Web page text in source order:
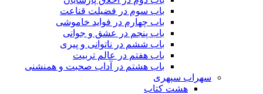
باب سوم در فضیلت قناعت
باب چهارم در فواید خاموشى
باب پنجم در عشق و جوانى
باب ششم در ناتوانى و پیرى
باب هفتم در عالم تربیت
باب هشتم در آداب صحبت و همنشنى
سهراب سپهری
هشت کتاب